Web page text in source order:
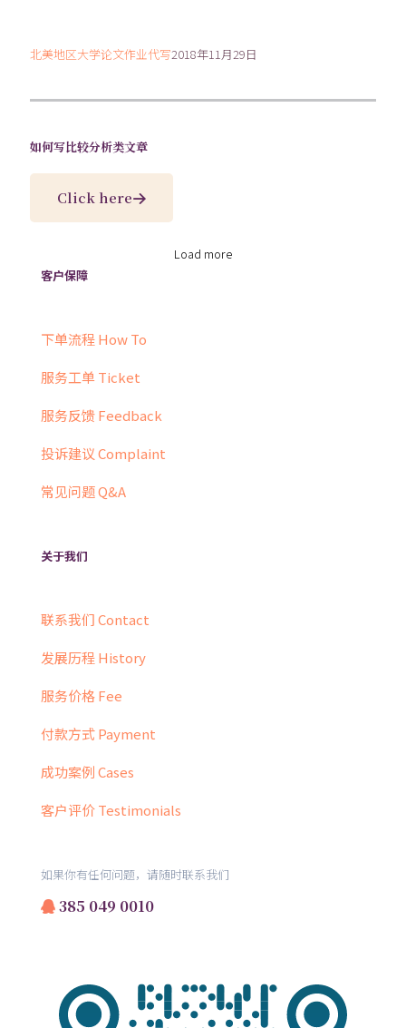
北美地区大学论文作业代写2018年11月29日
如何写比较分析类文章
Click here
Load more
客户保障
下单流程 How To
服务工单 Ticket
服务反馈 Feedback
投诉建议 Complaint
常见问题 Q&A
关于我们
联系我们 Contact
发展历程 History
服务价格 Fee
付款方式 Payment
成功案例 Cases
客户评价 Testimonials
如果你有任何问题，请随时联系我们
385 049 0010